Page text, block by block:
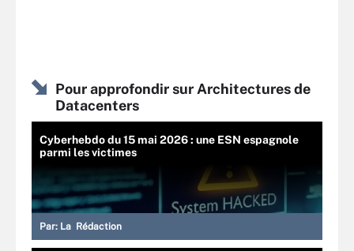
Pour approfondir sur Architectures de
Datacenters
Cyberhebdo du 15 mai 2026 : une ESN espagnole
parmi les victimes
Par: La Rédaction